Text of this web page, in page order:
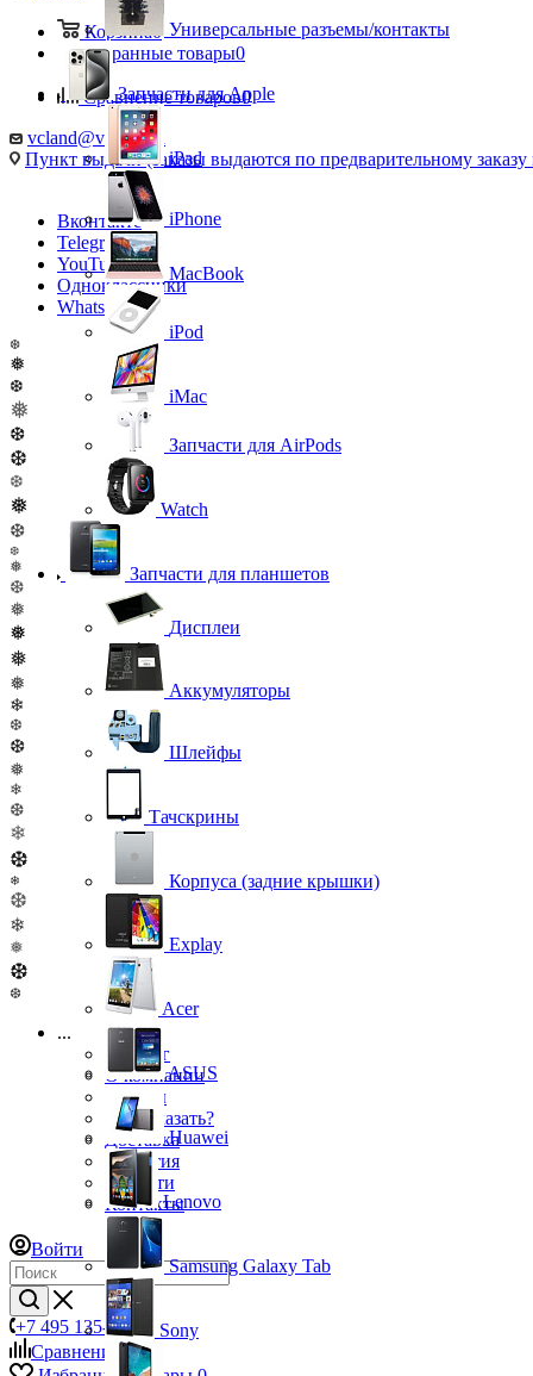
Корзина0
Избранные товары0
Сравнение товаров0
vcland@vcland.ru
Пункт выдачи (заказы выдаются по предварительному заказу
Вконтакте
Telegram
YouTube
Одноклассники
WhatsApp
❆
❅
❆
❅
❆
❆
❆
❅
❆
❆
❅
❆
❅
❅
❅
❅
❄
❆
❆
❅
❄
❆
❄
❆
❄
❆
❄
❅
❆
❆
...
Каталог
О компании
Бренды
Как заказать?
Доставка
Гарантия
Новости
Контакты
Войти
+7 495 135-39-43
Сравнение
0
Универсальные разъемы/контакты
Запчасти для Apple
iPad
iPhone
MacBook
iPod
iMac
Запчасти для AirPods
Watch
Запчасти для планшетов
Дисплеи
Аккумуляторы
Шлейфы
Тачскрины
Корпуса (задние крышки)
Explay
Acer
ASUS
Huawei
Lenovo
Samsung Galaxy Tab
Sony